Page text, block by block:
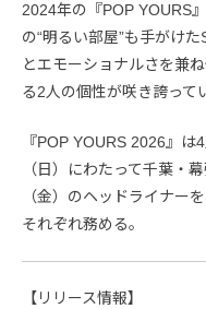
2024年の『POP YOURS
の“明るい部屋”も手がけ
とエモーショナルさを兼
る2人の個性が咲き誇って
『POP YOURS 2026』
（日）にわたって千葉・
（金）のヘッドライナー
それぞれ務める。
【リリース情報】